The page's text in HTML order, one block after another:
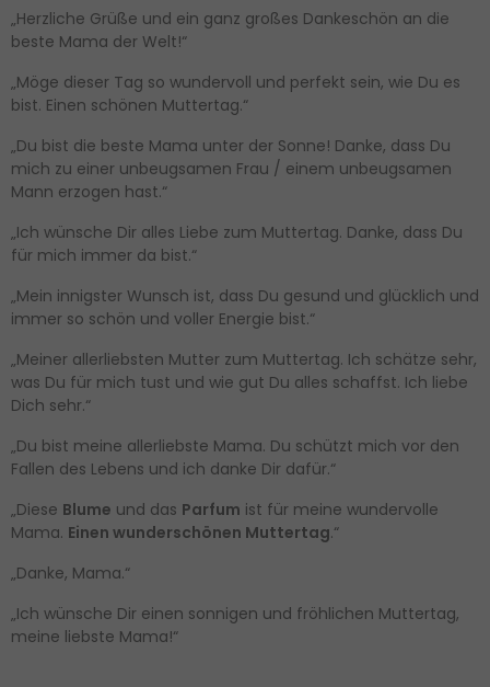
„Herzliche Grüße und ein ganz großes Dankeschön an die
beste Mama der Welt!“
„Möge dieser Tag so wundervoll und perfekt sein, wie Du es
bist. Einen schönen Muttertag.“
„Du bist die beste Mama unter der Sonne! Danke, dass Du
mich zu einer unbeugsamen Frau / einem unbeugsamen
Mann erzogen hast.“
„Ich wünsche Dir alles Liebe zum Muttertag. Danke, dass Du
für mich immer da bist.“
„Mein innigster Wunsch ist, dass Du gesund und glücklich und
immer so schön und voller Energie bist.“
„Meiner allerliebsten Mutter zum Muttertag. Ich schätze sehr,
was Du für mich tust und wie gut Du alles schaffst. Ich liebe
Dich sehr.“
„Du bist meine allerliebste Mama. Du schützt mich vor den
Fallen des Lebens und ich danke Dir dafür.“
„Diese Blume und das Parfum ist für meine wundervolle
Mama. Einen wunderschönen Muttertag.“
„Danke, Mama.“
„Ich wünsche Dir einen sonnigen und fröhlichen Muttertag,
meine liebste Mama!“